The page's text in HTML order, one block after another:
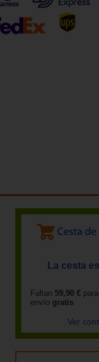
La cesta
Faltan 59,90 €
envío gratis
Ver